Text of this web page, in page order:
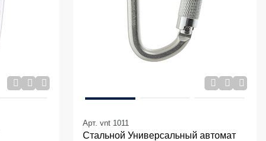
Арт. vnt 1011
Стальной Универсальный автомат